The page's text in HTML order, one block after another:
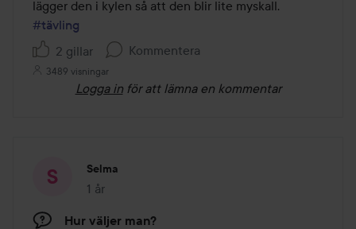
#tävling
2 gillar
Kommentera
3489 visningar
Logga in för att lämna en kommentar
Selma
1 år
Inlägget skapades 1 år
Hur väljer man?